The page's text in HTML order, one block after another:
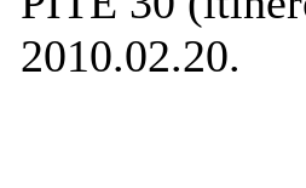
2010.02.20.